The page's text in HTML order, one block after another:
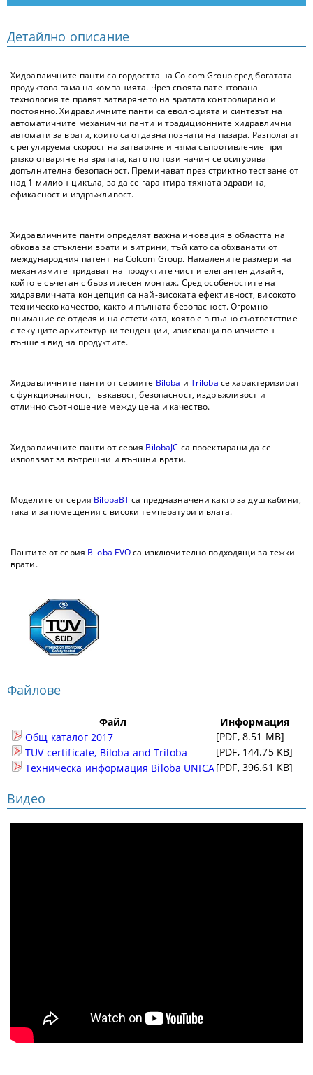
Детайлно описание
Хидравличните панти са гордостта на Colcom Group сред богатата
продуктова гама на компанията. Чрез своята патентована
технология те правят затварянето на вратата контролирано и
постоянно. Хидравличните панти са еволюцията и синтезът на
автоматичните механични панти и традиционните хидравлични
автомати за врати, които са отдавна познати на пазара. Разполагат
с регулируема скорост на затваряне и няма съпротивление при
рязко отваряне на вратата, като по този начин се осигурява
допълнителна безопасност. Преминават през стриктно тестване от
над 1 милион цикъла, за да се гарантира тяхната здравина,
ефикасност и издръжливост.
Хидравличните панти определят важна иновация в областта на
обкова за стъклени врати и витрини, тъй като са обхванати от
международния патент на Colcom Group. Намалените размери на
механизмите придават на продуктите чист и елегантен дизайн,
който е съчетан с бърз и лесен монтаж. Сред особеностите на
хидравличната концепция са най-високата ефективност, високото
техническо качество, както и пълната безопасност. Огромно
внимание се отделя и на естетиката, която е в пълно съответствие
с текущите архитектурни тенденции, изискващи по-изчистен
външен вид на продуктите.
Хидравличните панти от сериите Biloba и Triloba се характеризират
с функционалност, гъвкавост, безопасност, издръжливост и
отлично съотношение между цена и качество.
Хидравличните панти от серия BilobaJC са проектирани да се
използват за вътрешни и външни врати.
Моделите от серия BilobaBTса предназначени както за душ кабини,
така и за помещения с високи температури и влага.
Пантите от серия Biloba EVOса изключително подходящи за тежки
врати.
Файлове
Файл
Информация
Общ каталог 2017
[PDF, 8.51 MB]
TUV certificate, Biloba and Triloba
[PDF, 144.75 KB]
Техническа информация Biloba UNICA[PDF, 396.61 KB]
Видео